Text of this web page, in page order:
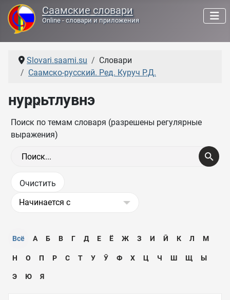
Саамские словари
Online - словари и приложения
Slovari.saami.su
Словари
Саамско-русский. Ред. Куруч Р.Д.
нуҏҏьтлувнэ
Поиск по темам словаря (разрешены регулярные
выражения)
Всё А Б В Г Д Е Ё Ж З И Ӣ К Л М
Н О П Р С Т У Ӯ Ф Х Ц Ч Ш Щ Ы
Э Ю Я